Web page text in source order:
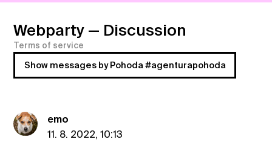
Webparty — Discussion
Terms of service
Show messages by Pohoda #agenturapohoda
emo
11. 8. 2022, 10:13